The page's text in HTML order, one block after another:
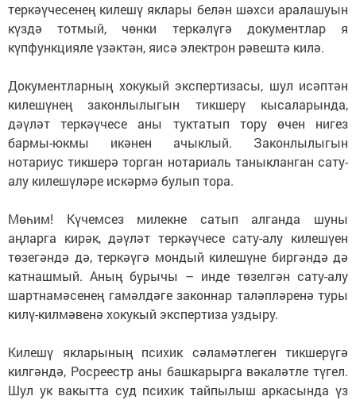
теркәүчесенең килешү яклары белән шәхси аралашуын
күздә тотмый, чөнки теркәлүгә документлар я
күпфункцияле үзәктән, яисә электрон рәвештә килә.
Документларның хокукый экспертизасы, шул исәптән
килешүнең законлылыгын тикшерү кысаларында,
дәүләт теркәүчесе аны туктатып тору өчен нигез
бармы-юкмы икәнен ачыклый. Законлылыгын
нотариус тикшерә торган нотариаль таныкланган сату-
алу килешүләре искәрмә булып тора.
Мөһим! Күчемсез милекне сатып алганда шуны
аңларга кирәк, дәүләт теркәүчесе сату-алу килешүен
төзегәндә дә, теркәүгә мондый килешүне биргәндә дә
катнашмый. Аның бурычы – инде төзелгән сату-алу
шартнамәсенең гамәлдәге законнар таләпләренә туры
килү-килмәвенә хокукый экспертиза уздыру.
Килешү якларының психик сәламәтлеген тикшерүгә
килгәндә, Росреестр аны башкарырга вәкаләтле түгел.
Шул ук вакытта суд психик тайпылыш аркасында үз